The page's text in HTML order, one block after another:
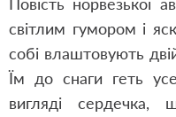
світлим гумором і
собі влаштовують
Їм до снаги геть
вигляді сердечка,